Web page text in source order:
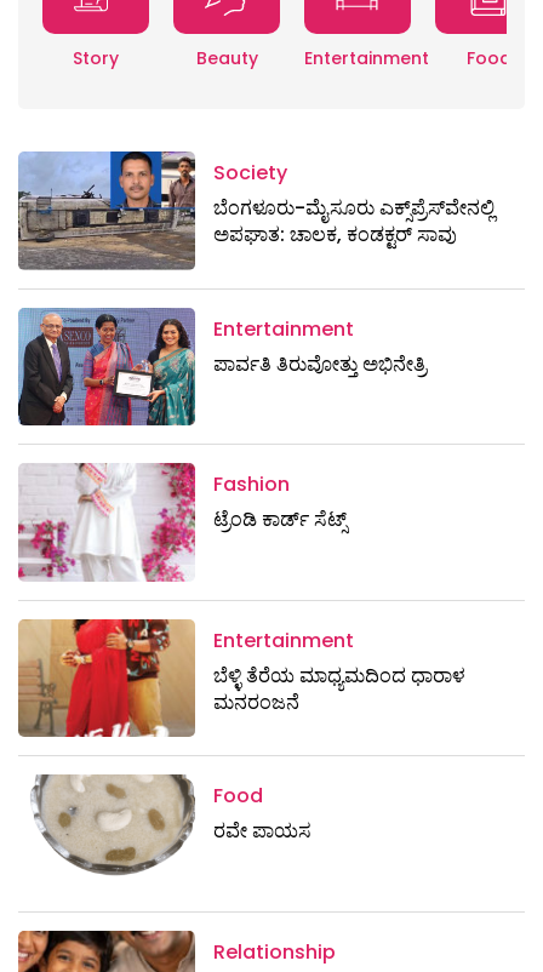
Story Beauty Entertainment Food
Society
ಬೆಂಗಳೂರು-ಮೈಸೂರು ಎಕ್ಸ್​ಪ್ರೆಸ್‌ವೇನಲ್ಲಿ
ಅಪಘಾತ: ಚಾಲಕ, ಕಂಡಕ್ಟರ್ ಸಾವು
Entertainment
ಪಾರ್ವತಿ ತಿರುವೋತ್ತು ಅಭಿನೇತ್ರಿ
Fashion
ಟ್ರೆಂಡಿ ಕಾರ್ಡ್‌ ಸೆಟ್ಸ್
Entertainment
ಬೆಳ್ಳಿ ತೆರೆಯ ಮಾಧ್ಯಮದಿಂದ ಧಾರಾಳ
ಮನರಂಜನೆ
Food
ರವೇ ಪಾಯಸ
Relationship